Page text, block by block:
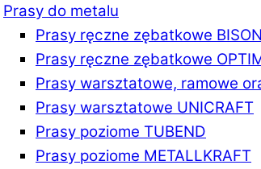
Prasy do metalu
Prasy ręczne zębatkowe BISON
Prasy ręczne zębatkowe
Prasy warsztatowe, ramowe
Prasy warsztatowe UNICRAFT
Prasy poziome TUBEND
Prasy poziome METALLKRAFT